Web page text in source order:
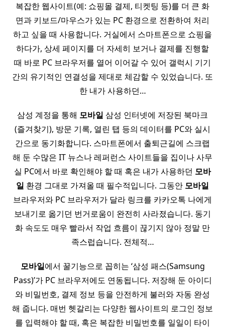
복잡한 웹사이트(예: 쇼핑몰 결제, 티켓팅 등)를 더 큰 화
면과 키보드/마우스가 있는 PC 환경으로 전환하여 처리
하고 싶을 때 사용합니다. 거실에서 스마트폰으로 쇼핑을
하다가, 상세 페이지를 더 자세히 보거나 결제를 진행할
때 바로 PC 브라우저를 열어 이어갈 수 있어 갤럭시 기기
간의 유기적인 연결성을 제대로 체감할 수 있었습니다. 또
한 내가 사용하던…
삼성 계정을 통해 모바일 삼성 인터넷에 저장된 북마크
(즐겨찾기), 방문 기록, 열린 탭 등의 데이터를 PC와 실시
간으로 동기화합니다. 스마트폰에서 출퇴근길에 스크랩
해 둔 수많은 IT 뉴스나 레퍼런스 사이트들을 집이나 사무
실 PC에서 바로 확인해야 할 때 혹은 내가 사용하던 모바
일 환경 그대로 가져올 때 필수적입니다. 그동안 모바일
브라우저와 PC 브라우저가 달라 링크를 카카오톡 나에게
보내기로 옮기던 번거로움이 완전히 사라졌습니다. 동기
화 속도도 매우 빨라서 작업 흐름이 끊기지 않아 정말 만
족스럽습니다. 전체적…
모바일에서 꿀기능으로 꼽히는 ‘삼성 패스(Samsung
Pass)’가 PC 브라우저에도 연동됩니다. 저장해 둔 아이디
와 비밀번호, 결제 정보 등을 안전하게 불러와 자동 완성
해 줍니다. 매번 헷갈리는 다양한 웹사이트의 로그인 정보
를 입력해야 할 때, 혹은 복잡한 비밀번호를 일일이 타이